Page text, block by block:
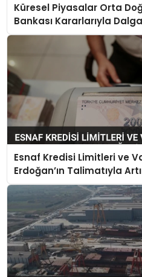
Küresel Piyasalar Orta
Bankası Kararlarıyla
Esnaf Kredisi Limitleri ve
Erdoğan’ın Talimatıyla